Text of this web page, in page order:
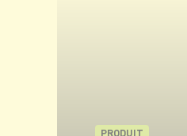
PRODUIT